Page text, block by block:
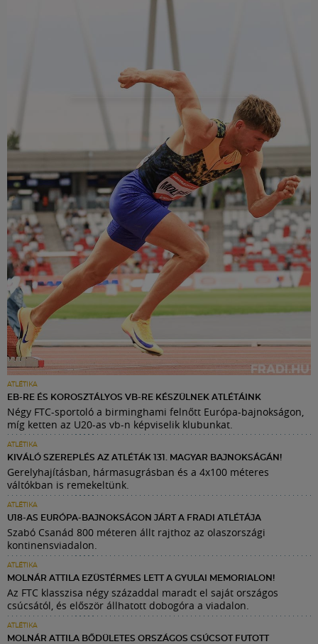
ATLÉTIKA
EB-RE ÉS KOROSZTÁLYOS VB-RE KÉSZÜLNEK ATLÉTÁINK
Négy FTC-sportoló a birminghami felnőtt Európa-bajnokságon,
míg ketten az U20-as vb-n képviselik klubunkat.
ATLÉTIKA
KIVÁLÓ SZEREPLÉS AZ ATLÉTÁK 131. MAGYAR BAJNOKSÁGÁN!
Gerelyhajításban, hármasugrásban és a 4x100 méteres
váltókban is remekeltünk.
ATLÉTIKA
U18-AS EURÓPA-BAJNOKSÁGON JÁRT A FRADI ATLÉTÁJA
Szabó Csanád 800 méteren állt rajthoz az olaszországi
kontinensviadalon.
ATLÉTIKA
MOLNÁR ATTILA EZÜSTÉRMES LETT A GYULAI MEMORIALON!
Az FTC klasszisa négy századdal maradt el saját országos
csúcsától, és először állhatott dobogóra a viadalon.
ATLÉTIKA
MOLNÁR ATTILA BŐDÜLETES ORSZÁGOS CSÚCSOT FUTOTT